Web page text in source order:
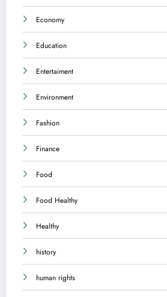
Economy
Education
Entertaiment
Environment
Fashion
Finance
Food
Food Healthy
Healthy
history
human rights